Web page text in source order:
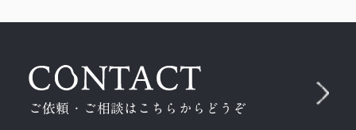
ご依頼・ご相談はこちらからどうぞ